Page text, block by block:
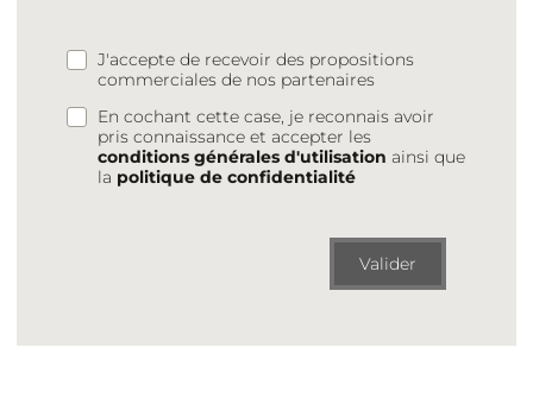
J'accepte de recevoir des propositions
commerciales de nos partenaires
En cochant cette case, je reconnais avoir
pris connaissance et accepter les
conditions générales d'utilisation ainsi que
la politique de confidentialité
Valider